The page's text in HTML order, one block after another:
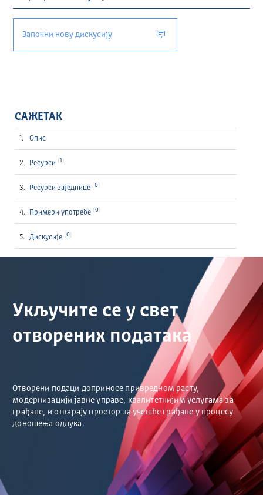
Започни нову дискусију
САЖЕТАК
Опис
Ресурси 1
Ресурси заједнице 0
Примери употребе 0
Дискусије 0
Укључите се у свет
отворених података
Отворени подаци доприносе привредном расту,
модернизацији јавне управе, квалитетнијим услугама за
грађане, и отварају простор за учешће грађане у процесу
доношења одлука.